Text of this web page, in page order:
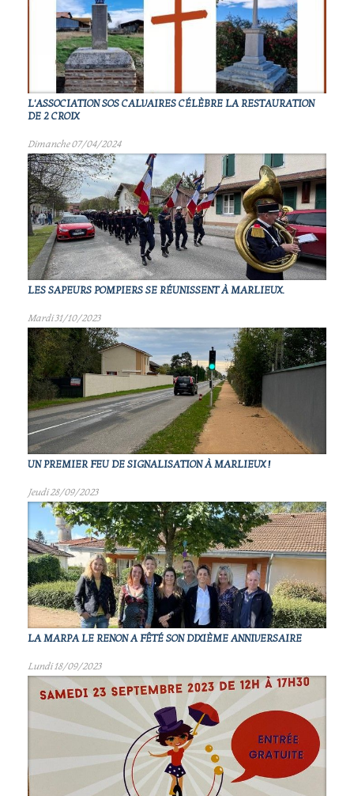
L'ASSOCIATION SOS CALVAIRES CÉLÈBRE LA RESTAURATION
DE 2 CROIX
Dimanche 07/04/2024
LES SAPEURS POMPIERS SE RÉUNISSENT À MARLIEUX.
Mardi 31/10/2023
UN PREMIER FEU DE SIGNALISATION À MARLIEUX !
Jeudi 28/09/2023
LA MARPA LE RENON A FÊTÉ SON DIXIÈME ANNIVERSAIRE
Lundi 18/09/2023